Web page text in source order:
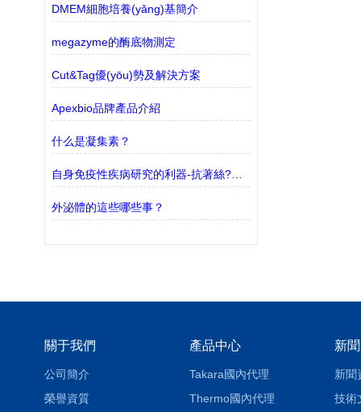
DMEM細胞培養(yǎng)基簡介
megazyme的酶底物測定
Cut&Tag優(yōu)勢及解決方案
Apexbio品牌產品介紹
什么是凝集素？
自身免疫性疾病研究的利器-抗著絲?？贵w
外泌體的這些哪些事？
關于我們
公司簡介
榮譽資質
產品中心
Takara國內代理
Thermo國內代理
新
新聞
技術